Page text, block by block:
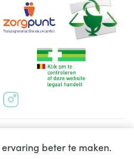
beter te maken.